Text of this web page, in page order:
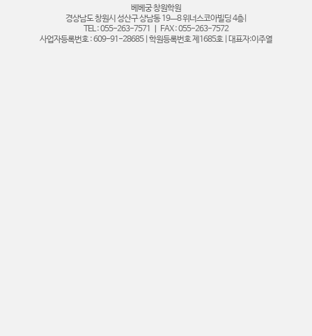
베베궁 창원학원
경상남도 창원시 성산구 상남동 19ㅡ8 위너스코아빌딩 4층|
TEL : 055-263-7571 ㅣ FAX : 055-263-7572
사업자등록번호 : 609-91-28685 | 학원등록번호 제1685호 | 대표자:이주열